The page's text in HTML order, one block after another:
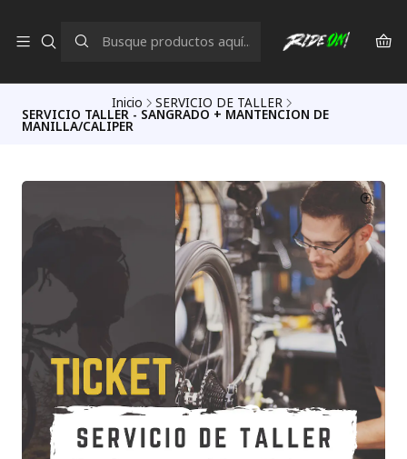
Inicio SERVICIO DE TALLER
SERVICIO TALLER - SANGRADO + MANTENCION DE
MANILLA/CALIPER